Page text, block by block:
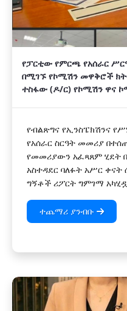
የፓርቲው የምርጫ የአሰራር
በሚገኙ የኮሚሽን መዋቅሮች
ተስፋው (ዶ/ር) የኮሚሽን ዋና
የብልጽግና የኢንስፔክሽንና
የአሰራር ስርዓት መመሪያ
የመመሪያውን አፈጻጸም ሂደት
አስተዳደር ባለፉት አሥር ቀናት
ግኝቶች ሪፖርት ግምገማ
ተጨማሪ ያንብቡ